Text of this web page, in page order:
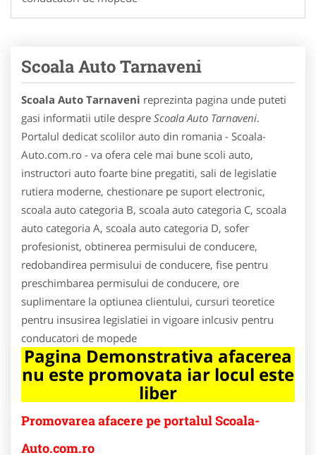
Scoala Auto Tarnaveni
Scoala Auto Tarnaveni reprezinta pagina unde puteti
gasi informatii utile despre Scoala Auto Tarnaveni.
Portalul dedicat scolilor auto din romania - Scoala-
Auto.com.ro - va ofera cele mai bune scoli auto,
instructori auto foarte bine pregatiti, sali de legislatie
rutiera moderne, chestionare pe suport electronic,
scoala auto categoria B, scoala auto categoria C, scoala
auto categoria A, scoala auto categoria D, sofer
profesionist, obtinerea permisului de conducere,
redobandirea permisului de conducere, fise pentru
preschimbarea permisului de conducere, ore
suplimentare la optiunea clientului, cursuri teoretice
pentru insusirea legislatiei in vigoare inlcusiv pentru
conducatori de mopede
Pagina Demonstrativa afacerea
nu este promovata iar locul este
liber
Promovarea afacere pe portalul Scoala-
Auto.com.ro